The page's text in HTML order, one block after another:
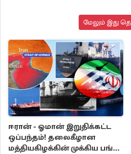
மேலும் இது
ஈரான் - ஓமான் இறுதிக்கட்ட
ஒப்பந்தம்! தலைகீழான
மத்தியகிழக்கின் முக்கிய பங்கு